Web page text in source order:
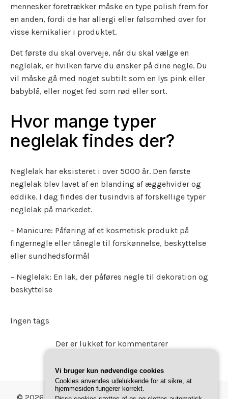
mennesker foretrækker måske en type polish frem for
en anden, fordi de har allergi eller følsomhed over for
visse kemikalier i produktet.
Det første du skal overveje, når du skal vælge en
neglelak, er hvilken farve du ønsker på dine negle. Du
vil måske gå med noget subtilt som en lys pink eller
babyblå, eller noget fed som rød eller sort.
Hvor mange typer
neglelak findes der?
Neglelak har eksisteret i over 5000 år. Den første
neglelak blev lavet af en blanding af æggehvider og
eddike. I dag findes der tusindvis af forskellige typer
neglelak på markedet.
– Manicure: Påføring af et kosmetisk produkt på
fingernegle eller tånegle til forskønnelse, beskyttelse
eller sundhedsformål
– Neglelak: En lak, der påføres negle til dekoration og
beskyttelse
Ingen tags
Der er lukket for kommentarer
© 2026 Gave Magasinet. Bygget med ved hjælp af
Vi bruger kun nødvendige cookies
Cookies anvendes udelukkende for at sikre, at
hjemmesiden fungerer korrekt.